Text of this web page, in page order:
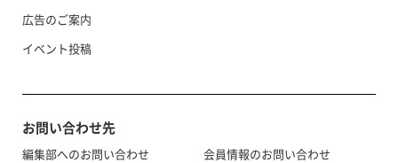
広告のご案内
イベント投稿
お問い合わせ先
編集部へのお問い合わせ
会員情報のお問い合わせ